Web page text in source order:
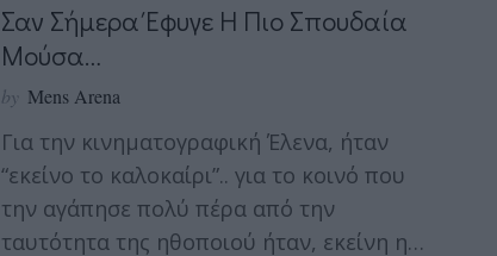
Σαν Σήμερα Έφυγε Η Πιο Σπουδαία
Μούσα…
by Mens Arena
Για την κινηματογραφική Έλενα, ήταν
“εκείνο το καλοκαίρι”.. για το κοινό που
την αγάπησε πολύ πέρα από την
ταυτότητα της ηθοποιού ήταν, εκείνη η…